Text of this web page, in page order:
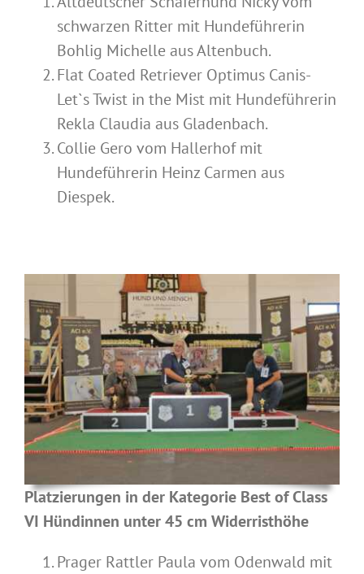
schwarzen Rittermit Hundeführerin
Bohlig Michelle aus Altenbuch.
Flat Coated Retriever Optimus Canis-
Let`s Twist in the Mist mit Hundeführerin
Rekla Claudia aus Gladenbach.
Collie Gero vom Hallerhof mit
Hundeführerin Heinz Carmen aus
Diespek.
Platzierungen in der Kategorie Best of Class
VI Hündinnen unter 45 cm Widerristhöhe
Prager Rattler Paula vom Odenwald mit